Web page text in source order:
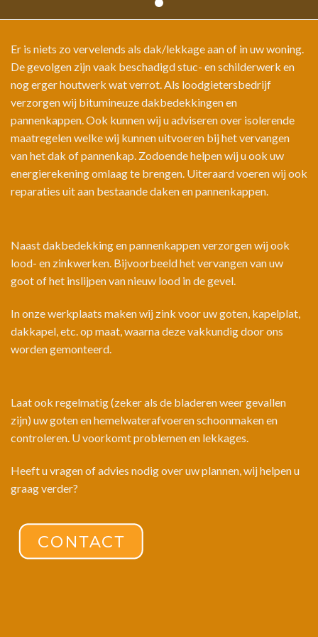
Er is niets zo vervelends als dak/lekkage aan of in uw woning.
De gevolgen zijn vaak beschadigd stuc- en schilderwerk en
nog erger houtwerk wat verrot. Als loodgietersbedrijf
verzorgen wij bitumineuze dakbedekkingen en
pannenkappen. Ook kunnen wij u adviseren over isolerende
maatregelen welke wij kunnen uitvoeren bij het vervangen
van het dak of pannenkap. Zodoende helpen wij u ook uw
energierekening omlaag te brengen. Uiteraard voeren wij ook
reparaties uit aan bestaande daken en pannenkappen.
Naast dakbedekking en pannenkappen verzorgen wij ook
lood- en zinkwerken. Bijvoorbeeld het vervangen van uw
goot of het inslijpen van nieuw lood in de gevel.
In onze werkplaats maken wij zink voor uw goten, kapelplat,
dakkapel, etc. op maat, waarna deze vakkundig door ons
worden gemonteerd.
Laat ook regelmatig (zeker als de bladeren weer gevallen
zijn) uw goten en hemelwaterafvoeren schoonmaken en
controleren. U voorkomt problemen en lekkages.
Heeft u vragen of advies nodig over uw plannen, wij helpen u
graag verder?